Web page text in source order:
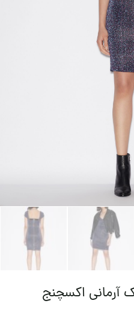
آرمانی اکسچنج